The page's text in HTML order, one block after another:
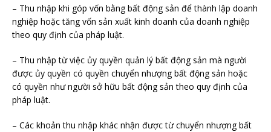
– Thu nhập khi góp vốn bằng bất động sản để thành lập doanh
nghiệp hoặc tăng vốn sản xuất kinh doanh của doanh nghiệp
theo quy định của pháp luật.
– Thu nhập từ việc ủy quyền quản lý bất động sản mà người
được ủy quyền có quyền chuyển nhượng bất động sản hoặc
có quyền như người sở hữu bất động sản theo quy định của
pháp luật.
– Các khoản thu nhập khác nhận được từ chuyển nhượng bất